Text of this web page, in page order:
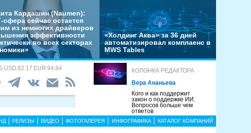
Кардашин (Naumen):
сфера сейчас остается
из немногих драйверов
эффективности
во всех секторах
«Холдинг Аква» за 36 дней
автоматизировал комплаенс в
MWS Tables
USD 82.17 EUR 94.84
КОЛОНКА РЕДАКТОРА
Вера Ананьева
Кого и как поддержит
закон о поддержке ИИ.
Вопросов больше чем
ответов
РЕЛИЗЫ ВИДЕО ФОТОГАЛЕРЕЯ ИНФОГРАФИКА КАТАЛОГ КОМПАНИЙ